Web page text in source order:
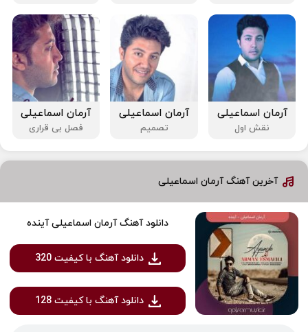
آرمان اسماعیلی
نقش اول
آرمان اسماعیلی
تصمیم
آرمان اسماعیلی
فصل بی قراری
آخرین آهنگ آرمان اسماعیلی
دانلود آهنگ آرمان اسماعیلی آینده
دانلود آهنگ با کیفیت 320
دانلود آهنگ با کیفیت 128